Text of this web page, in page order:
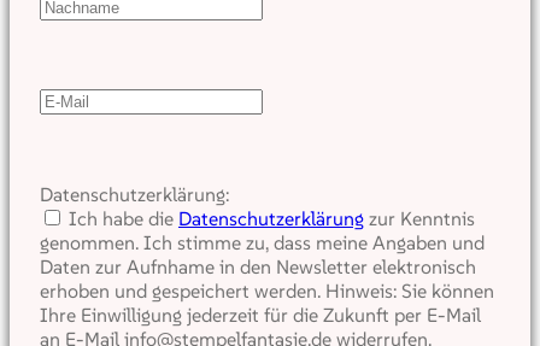
Datenschutzerklärung:
Ich habe die Datenschutzerklärung zur Kenntnis
genommen. Ich stimme zu, dass meine Angaben und
Daten zur Aufnhame in den Newsletter elektronisch
erhoben und gespeichert werden. Hinweis: Sie können
Ihre Einwilligung jederzeit für die Zukunft per E-Mail
an E-Mail info@stempelfantasie.de widerrufen.